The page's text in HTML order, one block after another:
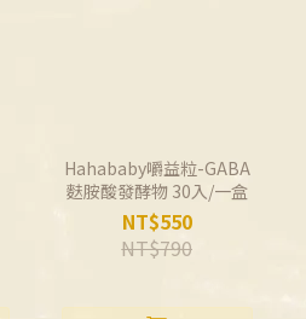
Hahababy嚼益粒-GABA
麩胺酸發酵物 30入/一盒
NT$550
NT$790